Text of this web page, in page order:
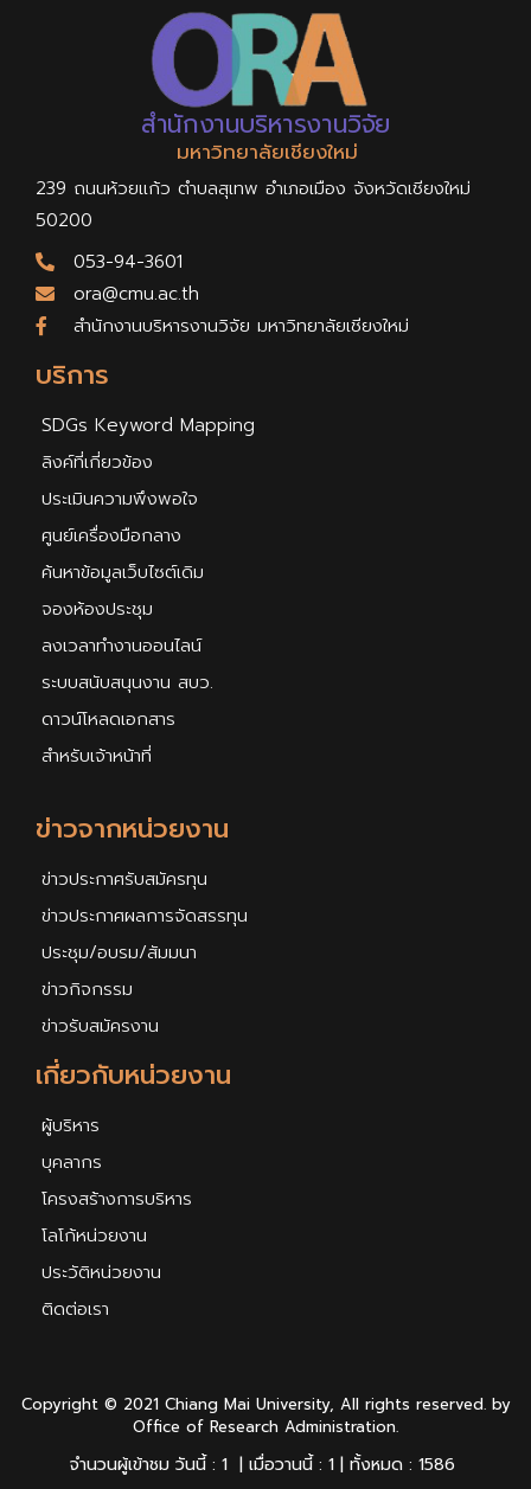
เกี่ยวกับหน่วยงาน
ผู้บริหาร
บุคลากร
โครงสร้างการบริหาร
โลโก้หน่วยงาน
ประวัติหน่วยงาน
ติดต่อเรา
ข่าวจากหน่วยงาน
ข่าวประกาศรับสมัครทุน
ข่าวประกาศผลการจัดสรรทุน
ประชุม/อบรม/สัมมนา
ข่าวกิจกรรม
ข่าวรับสมัครงาน
บริการ
SDGs Keyword Mapping
ลิงค์ที่เกี่ยวข้อง
ประเมินความพึงพอใจ
ศูนย์เครื่องมือกลาง
ค้นหาข้อมูลเว็บไซต์เดิม
จองห้องประชุม
ลงเวลาทำงานออนไลน์
ระบบสนับสนุนงาน สบว.
ดาวน์โหลดเอกสาร
สำหรับเจ้าหน้าที่
สำนักงานบริหารงานวิจัย
มหาวิทยาลัยเชียงใหม่
239 ถนนห้วยแก้ว ตำบลสุเทพ อำเภอเมือง จังหวัดเชียงใหม่
50200
053-94-3601
ora@cmu.ac.th
สำนักงานบริหารงานวิจัย มหาวิทยาลัยเชียงใหม่
Copyright © 2021 Chiang Mai University, All rights reserved. by
Office of Research Administration.
จำนวนผู้เข้าชม วันนี้ : 1 | เมื่อวานนี้ : 1 | ทั้งหมด : 1586